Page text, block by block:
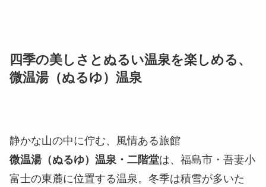
四季の美しさとぬるい温泉を楽しめる、
微温湯（ぬるゆ）温泉
静かな山の中に佇む、風情ある旅館
微温湯（ぬるゆ）温泉・二階堂は、福島市・吾妻小
富士の東麓に位置する温泉。冬季は積雪が多いた